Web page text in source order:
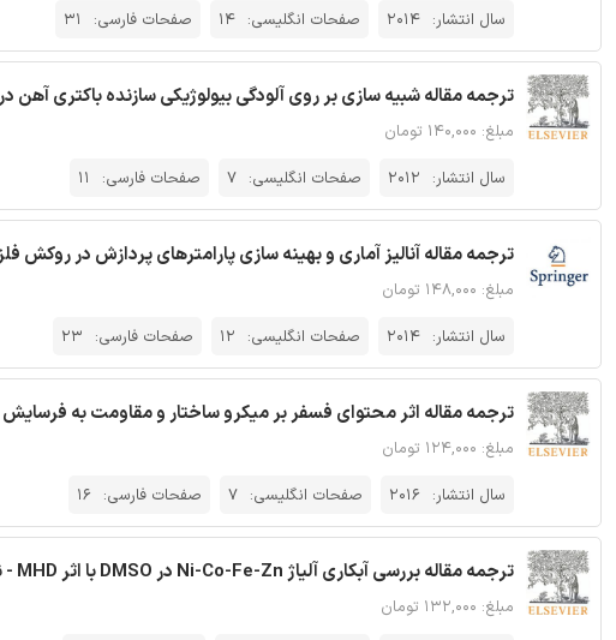
سال انتشار: 2014 صفحات انگلیسی: 14 صفحات فارسی: 31
ترجمه مقاله شبیه سازی بر روی آلودگی بیولوژیکی سازنده باکتری آهن
مبلغ: ۱۴۰,۰۰۰ تومان
سال انتشار: 2012 صفحات انگلیسی: 7 صفحات فارسی: 11
ترجمه مقاله آنالیز آماری و بهینه سازی پارامترهای پردازش در روکش
مبلغ: ۱۴۸,۰۰۰ تومان
سال انتشار: 2014 صفحات انگلیسی: 12 صفحات فارسی: 23
ترجمه مقاله اثر محتوای فسفر بر میکرو ساختار و مقاومت به
مبلغ: ۱۲۴,۰۰۰ تومان
سال انتشار: 2016 صفحات انگلیسی: 7 صفحات فارسی: 16
ترجمه مقاله بررسی آبکاری آلیاژ Ni-Co-Fe-Zn در DMSO با اثر MHD - نشریه الزویر
مبلغ: ۱۳۲,۰۰۰ تومان